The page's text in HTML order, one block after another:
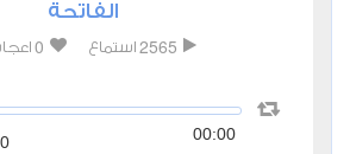
الفاتحة
2565 استماع 0
00:00